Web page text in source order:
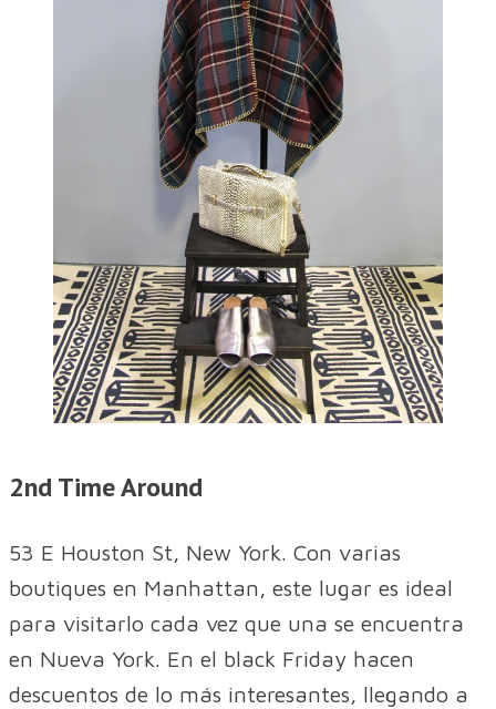
2nd Time Around
53 E Houston St, New York. Con varias
boutiques en Manhattan, este lugar es ideal
para visitarlo cada vez que una se encuentra
en Nueva York. En el black Friday hacen
descuentos de lo más interesantes, llegando a